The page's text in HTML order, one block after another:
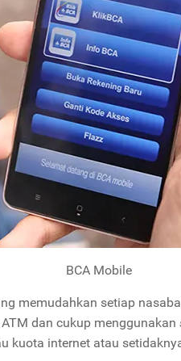
BCA Mobile
memudahkan setiap
dan cukup menggunakan
kuota internet atau